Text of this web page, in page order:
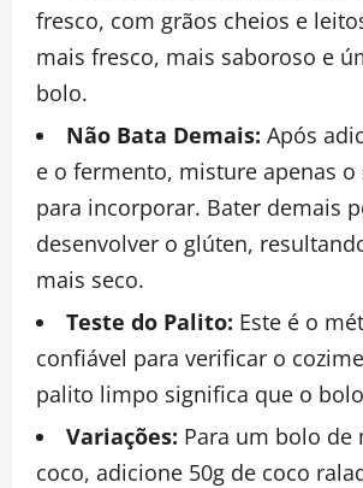
fresco, com grãos cheios e
mais fresco, mais saboroso e
bolo.
Não Bata Demais: Após
e o fermento, misture apenas
para incorporar. Bater demais
desenvolver o glúten,
mais seco.
Teste do Palito: Este é o
confiável para verificar o
palito limpo significa que o
Variações: Para um bolo de
coco, adicione 50g de coco